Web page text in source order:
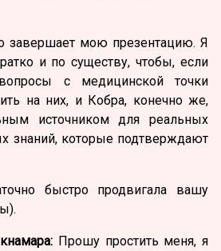
завершает мою презентацию. Я
и по существу, чтобы, если
с медицинской точки
на них, и Кобра, конечно же,
источником для реальных
знаний, которые подтверждают
быстро продвигала вашу
Прошу простить меня, я